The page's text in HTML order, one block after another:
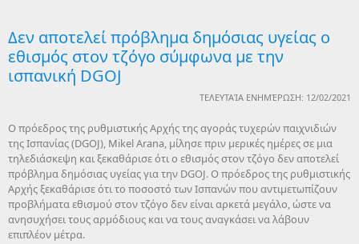
Δεν αποτελεί πρόβλημα δημόσιας υγείας ο
εθισμός στον τζόγο σύμφωνα με την
ισπανική DGOJ
ΤΕΛΕΥΤΑΊΑ ΕΝΗΜΈΡΩΣΗ: 12/02/2021
Ο πρόεδρος της ρυθμιστικής Αρχής της αγοράς τυχερών παιχνιδιών
της Ισπανίας (DGOJ), Mikel Arana, μίλησε πριν μερικές ημέρες σε μια
τηλεδιάσκεψη και ξεκαθάρισε ότι ο εθισμός στον τζόγο δεν αποτελεί
πρόβλημα δημόσιας υγείας για την DGOJ. Ο πρόεδρος της ρυθμιστικής
Αρχής ξεκαθάρισε ότι το ποσοστό των Ισπανών που αντιμετωπίζουν
προβλήματα εθισμού στον τζόγο δεν είναι αρκετά μεγάλο, ώστε να
ανησυχήσει τους αρμόδιους και να τους αναγκάσει να λάβουν
επιπλέον μέτρα.